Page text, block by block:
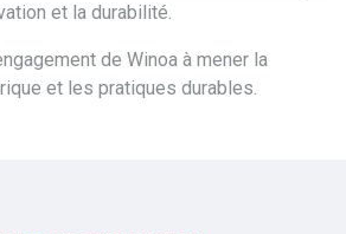
et la durabilité.
de Winoa à mener la
et les pratiques durables.